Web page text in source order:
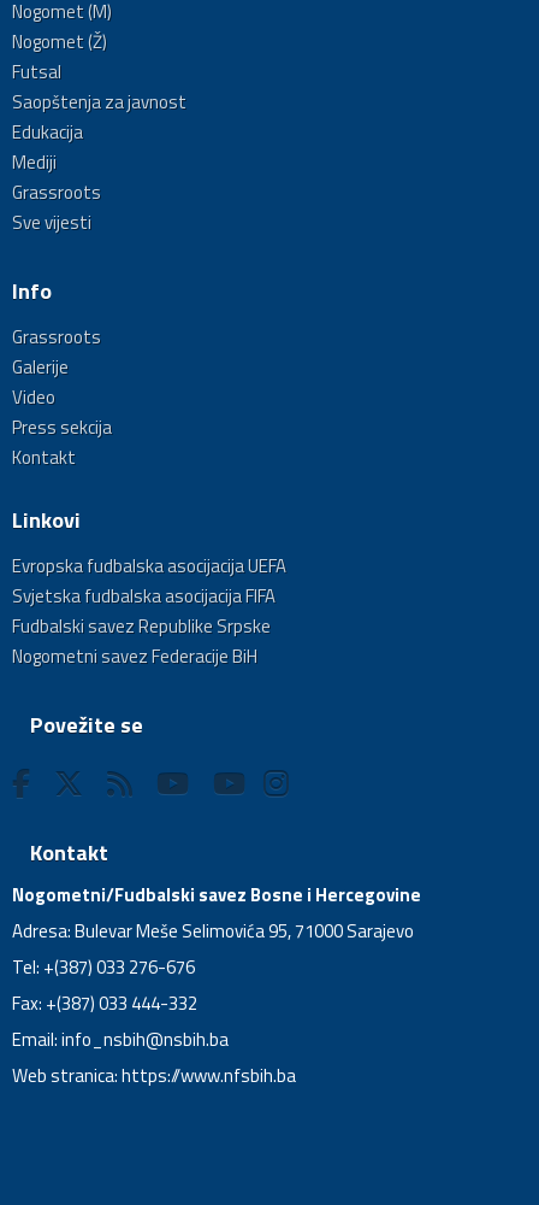
Nogomet (M)
Nogomet (Ž)
Futsal
Saopštenja za javnost
Edukacija
Mediji
Grassroots
Sve vijesti
Info
Grassroots
Galerije
Video
Press sekcija
Kontakt
Linkovi
Evropska fudbalska asocijacija UEFA
Svjetska fudbalska asocijacija FIFA
Fudbalski savez Republike Srpske
Nogometni savez Federacije BiH
Povežite se
Kontakt
Nogometni/Fudbalski savez Bosne i Hercegovine
Adresa: Bulevar Meše Selimovića 95, 71000 Sarajevo
Tel: +(387) 033 276-676
Fax: +(387) 033 444-332
Email:info_nsbih@nsbih.ba
Web stranica: https://www.nfsbih.ba